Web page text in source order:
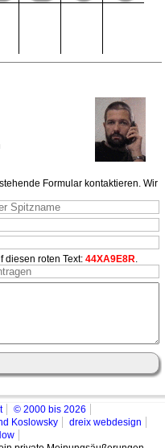
Formular kontaktieren. Wir
diesen roten Text: 44XA9E8R.
© 2000 bis 2026
Koslowsky
dreix webdesign